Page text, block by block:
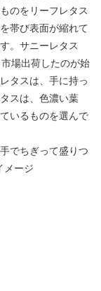
のをリーフレタス
帯び表面が縮れて
。サニーレタス
場出荷したのが始
タスは、手に持っ
スは、色濃い葉
いるものを選んで
でちぎって盛りつ